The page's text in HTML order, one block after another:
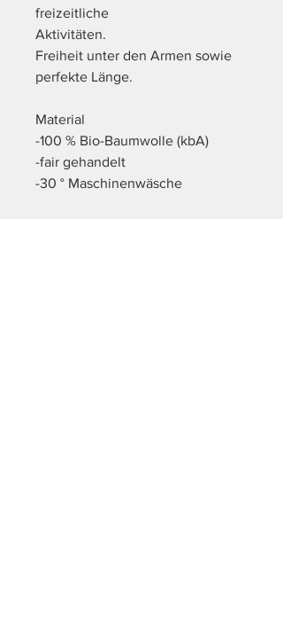
freizeitliche
Aktivitäten.
Freiheit unter den Armen sowie
perfekte Länge.
Material
-100 % Bio-Baumwolle (kbA)
-fair gehandelt
-30 ° Maschinenwäsche